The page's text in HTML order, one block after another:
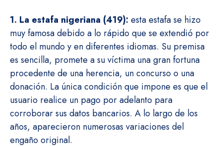
1. La estafa nigeriana (419): esta estafa se hizo
muy famosa debido a lo rápido que se extendió por
todo el mundo y en diferentes idiomas. Su premisa
es sencilla, promete a su víctima una gran fortuna
procedente de una herencia, un concurso o una
donación. La única condición que impone es que el
usuario realice un pago por adelanto para
corroborar sus datos bancarios. A lo largo de los
años, aparecieron numerosas variaciones del
engaño original.